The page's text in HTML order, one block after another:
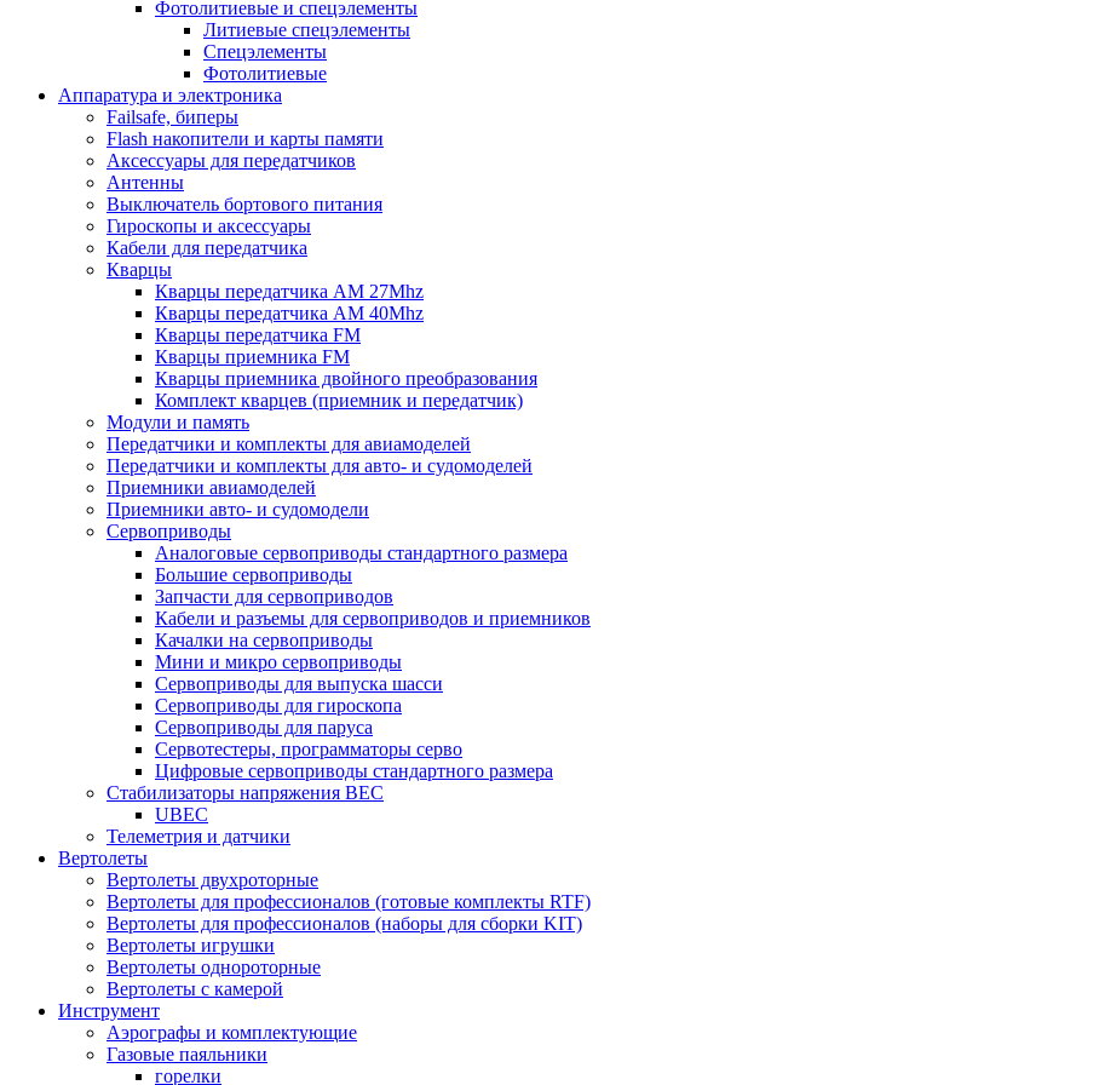
Фотолитиевые и спецэлементы
Литиевые спецэлементы
Спецэлементы
Фотолитиевые
Аппаратура и электроника
Failsafe, биперы
Flash накопители и карты памяти
Аксессуары для передатчиков
Антенны
Выключатель бортового питания
Гироскопы и аксессуары
Кабели для передатчика
Кварцы
Кварцы передатчика AM 27Mhz
Кварцы передатчика AM 40Mhz
Кварцы передатчика FM
Кварцы приемника FM
Кварцы приемника двойного преобразования
Комплект кварцев (приемник и передатчик)
Модули и память
Передатчики и комплекты для авиамоделей
Передатчики и комплекты для авто- и судомоделей
Приемники авиамоделей
Приемники авто- и судомодели
Сервоприводы
Аналоговые сервоприводы стандартного размера
Большие сервоприводы
Запчасти для сервоприводов
Кабели и разъемы для сервоприводов и приемников
Качалки на сервоприводы
Мини и микро сервоприводы
Сервоприводы для выпуска шасси
Сервоприводы для гироскопа
Сервоприводы для паруса
Сервотестеры, программаторы серво
Цифровые сервоприводы стандартного размера
Стабилизаторы напряжения BEC
UBEC
Телеметрия и датчики
Вертолеты
Вертолеты двухроторные
Вертолеты для профессионалов (готовые комплекты RTF)
Вертолеты для профессионалов (наборы для сборки KIT)
Вертолеты игрушки
Вертолеты однороторные
Вертолеты с камерой
Инструмент
Аэрографы и комплектующие
Газовые паяльники
горелки